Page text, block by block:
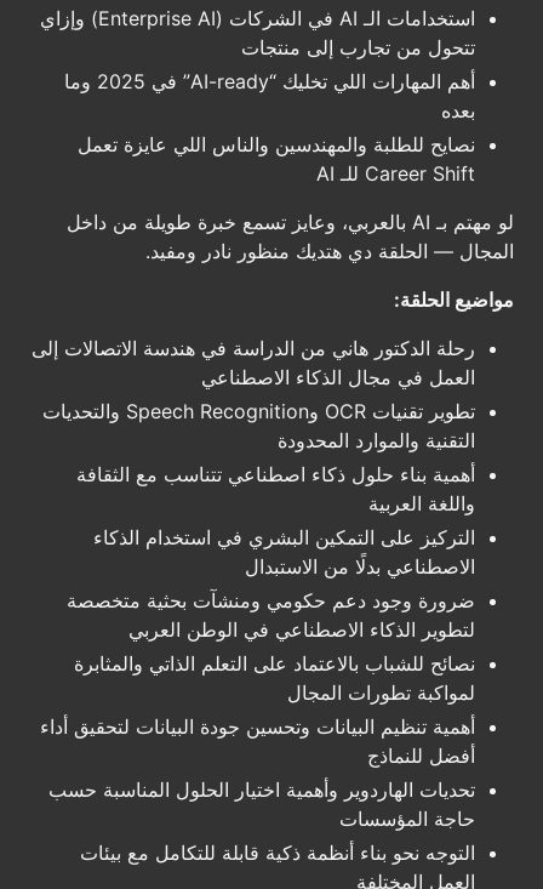
استخدامات الـ AI في الشركات (Enterprise AI) وإزاي
تتحول من تجارب إلى منتجات
أهم المهارات اللي تخليك “AI-ready” في 2025 وما
بعده
نصايح للطلبة والمهندسين والناس اللي عايزة تعمل
Career Shift للـ AI
لو مهتم بـ AI بالعربي، وعايز تسمع خبرة طويلة من داخل
المجال — الحلقة دي هتديك منظور نادر ومفيد.
مواضيع الحلقة:
رحلة الدكتور هاني من الدراسة في هندسة الاتصالات إلى
العمل في مجال الذكاء الاصطناعي
تطوير تقنيات OCR وSpeech Recognition والتحديات
التقنية والموارد المحدودة
أهمية بناء حلول ذكاء اصطناعي تتناسب مع الثقافة
واللغة العربية
التركيز على التمكين البشري في استخدام الذكاء
الاصطناعي بدلًا من الاستبدال
ضرورة وجود دعم حكومي ومنشآت بحثية متخصصة
لتطوير الذكاء الاصطناعي في الوطن العربي
نصائح للشباب بالاعتماد على التعلم الذاتي والمثابرة
لمواكبة تطورات المجال
أهمية تنظيم البيانات وتحسين جودة البيانات لتحقيق أداء
أفضل للنماذج
تحديات الهاردوير وأهمية اختيار الحلول المناسبة حسب
حاجة المؤسسات
التوجه نحو بناء أنظمة ذكية قابلة للتكامل مع بيئات
العمل المختلفة